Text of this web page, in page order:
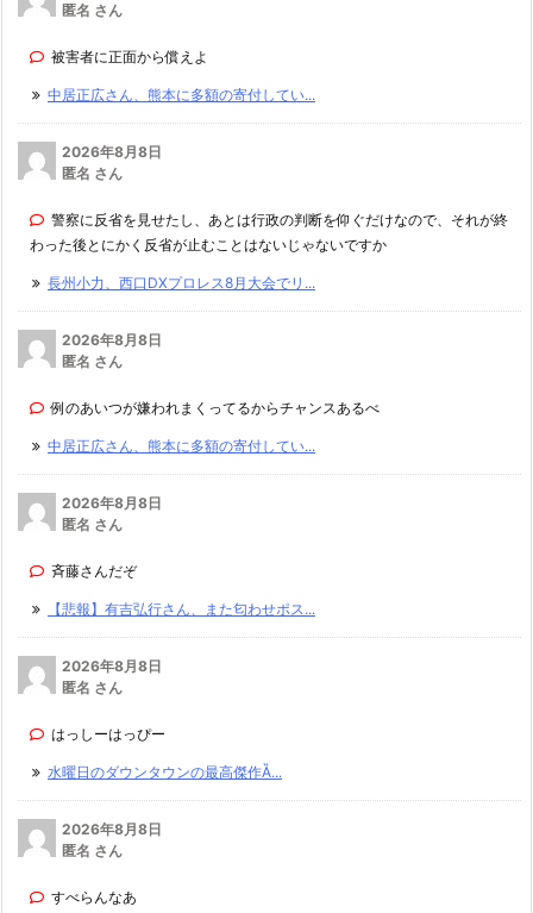
匿名 さん
被害者に正面から償えよ
中居正広さん、熊本に多額の寄付してい...
2026年8月8日
匿名 さん
警察に反省を見せたし、あとは行政の判断を仰ぐだけなので、それが終
わった後とにかく反省が止むことはないじゃないですか
長州小力、西口DXプロレス8月大会でリ...
2026年8月8日
匿名 さん
例のあいつが嫌われまくってるからチャンスあるべ
中居正広さん、熊本に多額の寄付してい...
2026年8月8日
匿名 さん
斉藤さんだぞ
【悲報】有吉弘行さん、また匂わせポス...
2026年8月8日
匿名 さん
はっしーはっぴー
水曜日のダウンタウンの最高傑作Ȁ...
2026年8月8日
匿名 さん
すべらんなあ